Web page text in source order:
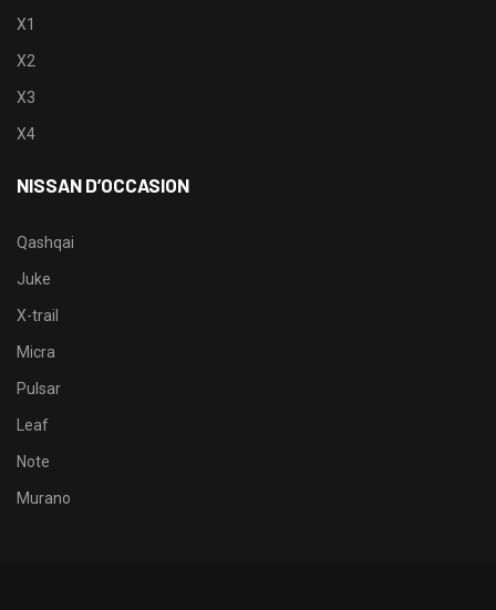
X1
X2
X3
X4
NISSAN D’OCCASION
Qashqai
Juke
X-trail
Micra
Pulsar
Leaf
Note
Murano